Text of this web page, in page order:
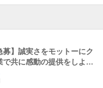
募】誠実さをモットーにク
で共に感動の提供をしよう
給・即日勤務可能・日払